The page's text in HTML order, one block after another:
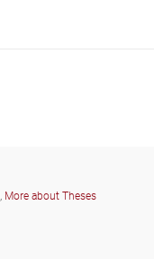
, More about Theses